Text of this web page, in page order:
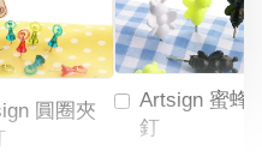
圓圈夾
Artsign 蜜蜂
釘